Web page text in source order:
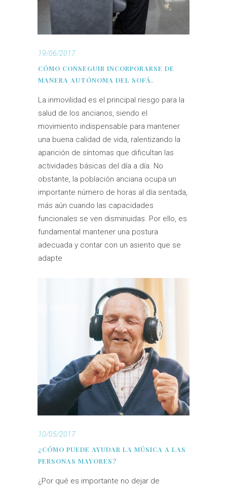
19/06/2017
CÓMO CONSEGUIR INCORPORARSE DE
MANERA AUTÓNOMA DEL SOFÁ.
La inmovilidad es el principal riesgo para la
salud de los ancianos, siendo el
movimiento indispensable para mantener
una buena calidad de vida, ralentizando la
aparición de síntomas que dificultan las
actividades básicas del día a día. No
obstante, la población anciana ocupa un
importante número de horas al día sentada,
más aún cuando las capacidades
funcionales se ven disminuidas. Por ello, es
fundamental mantener una postura
adecuada y contar con un asiento que se
adapte
10/05/2017
¿CÓMO PUEDE AYUDAR LA MÚSICA A LAS
PERSONAS MAYORES?
¿Por qué es importante no dejar de